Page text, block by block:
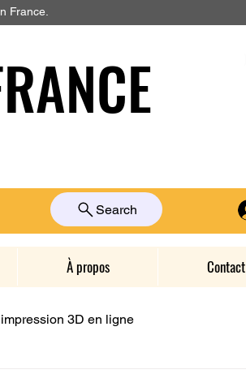
France.
Search
À propos Contact
impression 3D en ligne